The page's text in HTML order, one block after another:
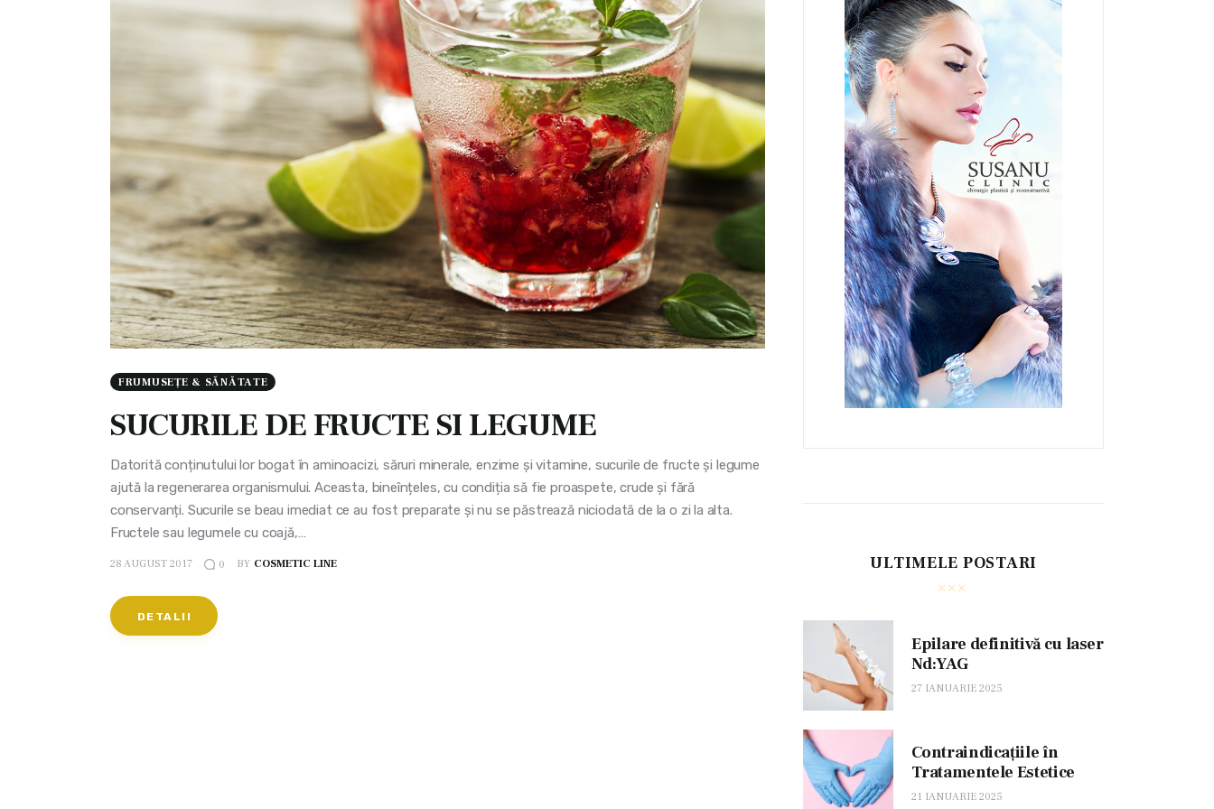
FRUMUSEȚE & SĂNĂTATE
SUCURILE DE FRUCTE SI LEGUME
Datorită conținutului lor bogat în aminoacizi, săruri minerale, enzime și vitamine, sucurile de fructe și legume
ajută la regenerarea organismului. Aceasta, bineînțeles, cu condiția să fie proaspete, crude și fără
conservanți. Sucurile se beau imediat ce au fost preparate și nu se păstrează niciodată de la o zi la alta.
Fructele sau legumele cu coajă,…
28 AUGUST 2017 0 BY COSMETIC LINE
DETALII
ULTIMELE POSTARI
Epilare definitivă cu laser
Nd:YAG
27 IANUARIE 2025
Contraindicațiile în
Tratamentele Estetice
21 IANUARIE 2025